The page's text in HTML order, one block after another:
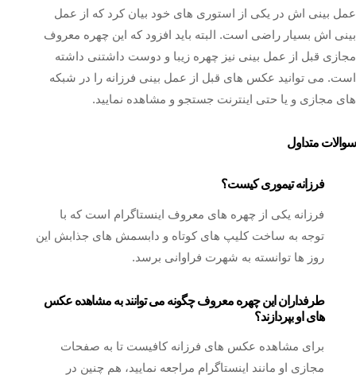
عمل بینی اش در یکی از استوری های خود بیان کرد که از عمل
بینی اش بسیار راضی است. البته باید افزود که این چهره معروف
مجازی قبل از عمل بینی نیز چهره زیبا و دوست داشتنی داشته
است. می توانید عکس های قبل از عمل بینی فرزانه را در شبکه‌
های مجازی و یا حتی اینترنت جستجو و مشاهده نمایید.
سوالات متداول
فرزانه تیموری کیست؟
فرزانه یکی از چهره های معروف اینستاگرام است که با
توجه به ساخت کلیپ های کوتاه و دابسمش های جذابش این
روز ها توانسته به شهرت فراوانی برسد.
طرفداران این چهره معروف چگونه می توانند به مشاهده عکس
های او بپردازند؟
برای مشاهده عکس های فرزانه کافیست تا به صفحات
مجازی او مانند اینستاگرام مراجعه نمایید، هم چنین در